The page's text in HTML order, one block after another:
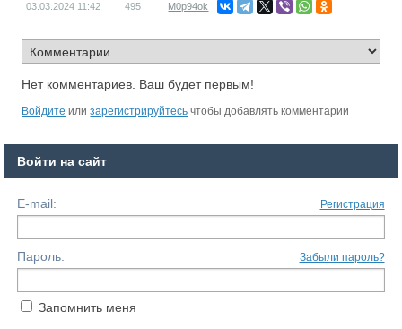
03.03.2024 11:42 495 M0p94ok
Нет комментариев. Ваш будет первым!
Войдите илизарегистрируйтесь чтобы добавлять комментарии
Войти на сайт
E-mail: Регистрация
Пароль: Забыли пароль?
Запомнить меня